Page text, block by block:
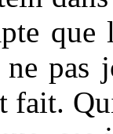
que
pas
fait.